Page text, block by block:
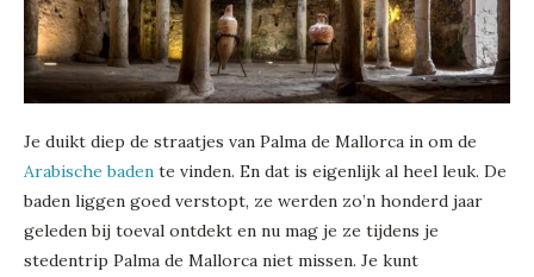
Je duikt diep de straatjes van Palma de Mallorca in om de
Arabische baden te vinden. En dat is eigenlijk al heel leuk. De
baden liggen goed verstopt, ze werden zo’n honderd jaar
geleden bij toeval ontdekt en nu mag je ze tijdens je
stedentrip Palma de Mallorca niet missen. Je kunt